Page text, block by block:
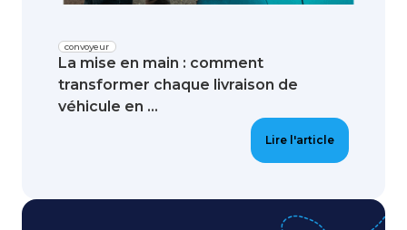
convoyeur
La mise en main : comment
transformer chaque livraison de
véhicule en ...
Lire l'article